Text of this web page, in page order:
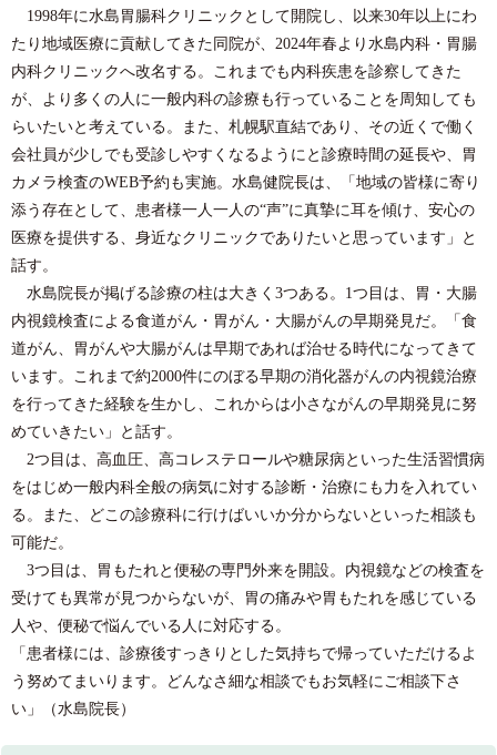
1998年に水島胃腸科クリニックとして開院し、以来30年以上にわ
たり地域医療に貢献してきた同院が、2024年春より水島内科・胃腸
内科クリニックへ改名する。これまでも内科疾患を診察してきた
が、より多くの人に一般内科の診療も行っていることを周知しても
らいたいと考えている。また、札幌駅直結であり、その近くで働く
会社員が少しでも受診しやすくなるようにと診療時間の延長や、胃
カメラ検査のWEB予約も実施。水島健院長は、「地域の皆様に寄り
添う存在として、患者様一人一人の“声”に真摯に耳を傾け、安心の
医療を提供する、身近なクリニックでありたいと思っています」と
話す。
水島院長が掲げる診療の柱は大きく3つある。1つ目は、胃・大腸
内視鏡検査による食道がん・胃がん・大腸がんの早期発見だ。「食
道がん、胃がんや大腸がんは早期であれば治せる時代になってきて
います。これまで約2000件にのぼる早期の消化器がんの内視鏡治療
を行ってきた経験を生かし、これからは小さながんの早期発見に努
めていきたい」と話す。
2つ目は、高血圧、高コレステロールや糖尿病といった生活習慣病
をはじめ一般内科全般の病気に対する診断・治療にも力を入れてい
る。また、どこの診療科に行けばいいか分からないといった相談も
可能だ。
3つ目は、胃もたれと便秘の専門外来を開設。内視鏡などの検査を
受けても異常が見つからないが、胃の痛みや胃もたれを感じている
人や、便秘で悩んでいる人に対応する。
「患者様には、診療後すっきりとした気持ちで帰っていただけるよ
う努めてまいります。どんなさ細な相談でもお気軽にご相談下さ
い」（水島院長）